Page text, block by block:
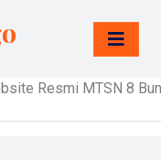
Resmi MTSN 8 Bungo